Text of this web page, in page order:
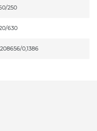
250
630
0,1386